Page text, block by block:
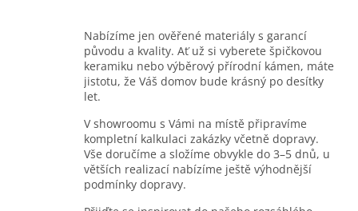
Nabízíme jen ověřené materiály s garancí
původu a kvality. Ať už si vyberete špičkovou
keramiku nebo výběrový přírodní kámen, máte
jistotu, že Váš domov bude krásný po desítky
let.
V showroomu s Vámi na místě připravíme
kompletní kalkulaci zakázky včetně dopravy.
Vše doručíme a složíme obvykle do 3–5 dnů, u
větších realizací nabízíme ještě výhodnější
podmínky dopravy.